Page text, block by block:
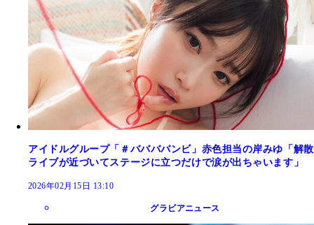
アイドルグループ「＃ババババンビ」赤色担当の岸みゆ「解散
ライブが近づいてステージに立つだけで涙が出ちゃいます」
2026年02月15日 13:10
グラビアニュース